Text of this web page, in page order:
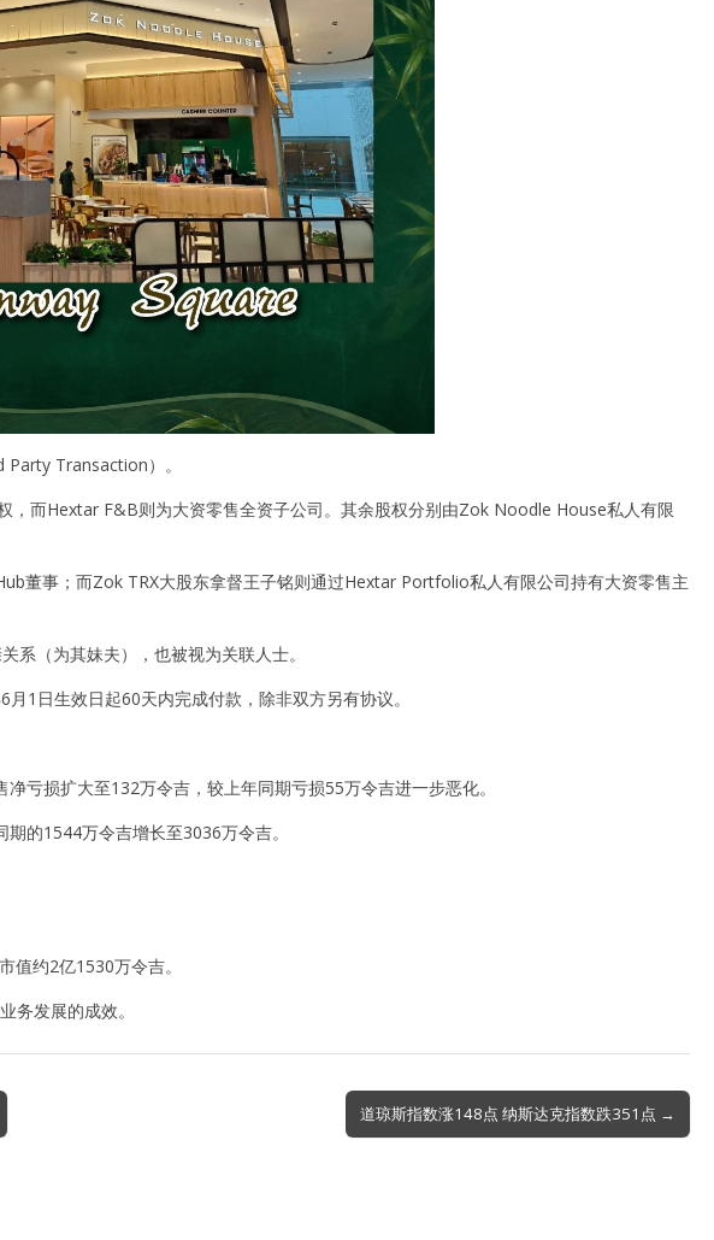
Transaction）。
，而Hextar F&B则为大资零售全资子公司。其余股权分别由Zok Noodle House私人有限
董事；而Zok TRX大股东拿督王子铭则通过Hextar Portfolio私人有限公司持有大资零售主
系（为其妹夫），也被视为关联人士。
1日生效日起60天内完成付款，除非双方另有协议。
亏损扩大至132万令吉，较上年同期亏损55万令吉进一步恶化。
的1544万令吉增长至3036万令吉。
值约2亿1530万令吉。
务发展的成效。
道琼斯指数涨148点 纳斯达克指数跌351点 →